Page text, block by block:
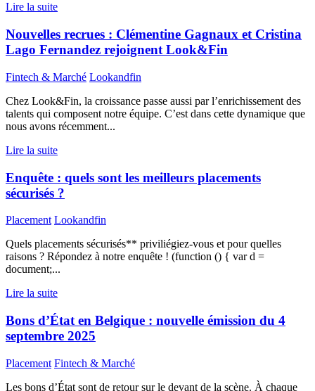
Lire la suite
Nouvelles recrues : Clémentine Gagnaux et Cristina
Lago Fernandez rejoignent Look&Fin
Fintech & Marché Lookandfin
Chez Look&Fin, la croissance passe aussi par l’enrichissement des
talents qui composent notre équipe. C’est dans cette dynamique que
nous avons récemment...
Lire la suite
Enquête : quels sont les meilleurs placements
sécurisés ?
Placement Lookandfin
Quels placements sécurisés** priviliégiez-vous et pour quelles
raisons ? Répondez à notre enquête ! (function () { var d =
document;...
Lire la suite
Bons d’État en Belgique : nouvelle émission du 4
septembre 2025
Placement Fintech & Marché
Les bons d’État sont de retour sur le devant de la scène. À chaque